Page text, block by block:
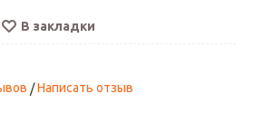
В закладки
/Написать отзыв